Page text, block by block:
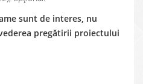
sunt de interes, nu
pregătirii proiectului